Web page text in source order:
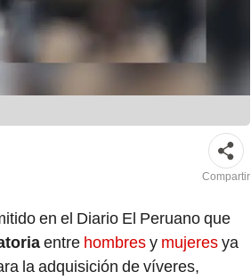
Compartir
en el Diario El Peruano que
entre hombresy mujeresya
la adquisición de víveres,